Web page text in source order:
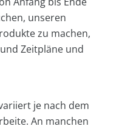
unseren
zu machen,
Zeitpläne und
je nach dem
An manchen